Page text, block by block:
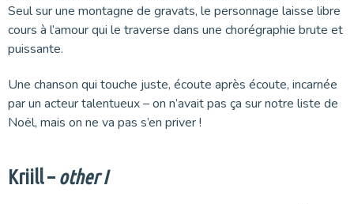
Seul sur une montagne de gravats, le personnage laisse libre
cours à l’amour qui le traverse dans une chorégraphie brute et
puissante.
Une chanson qui touche juste, écoute après écoute, incarnée
par un acteur talentueux – on n’avait pas ça sur notre liste de
Noël, mais on ne va pas s’en priver !
Kriill – other I